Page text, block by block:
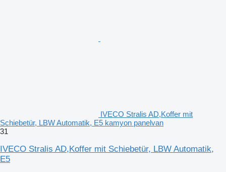
IVECO Stralis AD,Koffer mit
Schiebetür, LBW Automatik, E5 kamyon panelvan
31
IVECO Stralis AD,Koffer mit Schiebetür, LBW Automatik,
E5